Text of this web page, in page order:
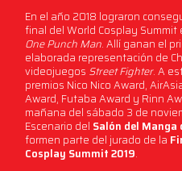
En el año 2018 lograron
final del World Cosplay
One Punch Man. Allí ganan el
elaborada representación de
videojuegos Street Fighter. A
premios Nico Nico Award,
Award, Futaba Award y Rinn
mañana del sábado 3 de
Escenario del Salón del Manga
formen parte del jurado de la
Cosplay Summit 2019.